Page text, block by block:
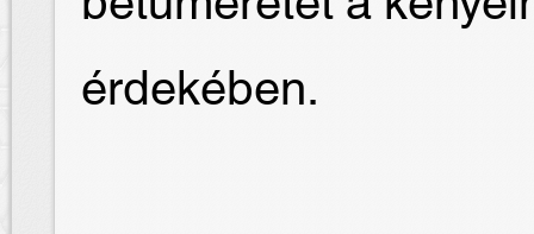
érdekében.